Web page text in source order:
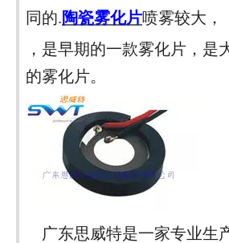
同的.陶瓷雾化片喷雾较大，
，是早期的一款雾化片，是
的雾化片。
广东思威特是一家专业生